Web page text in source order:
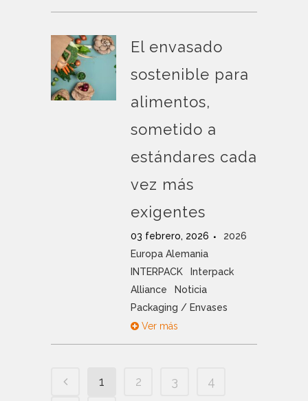
El envasado
sostenible para
alimentos,
sometido a
estándares cada
vez más
exigentes
03 febrero, 2026
2026
Europa Alemania
INTERPACK
Interpack
Alliance
Noticia
Packaging / Envases
Ver más
1 2 3
4